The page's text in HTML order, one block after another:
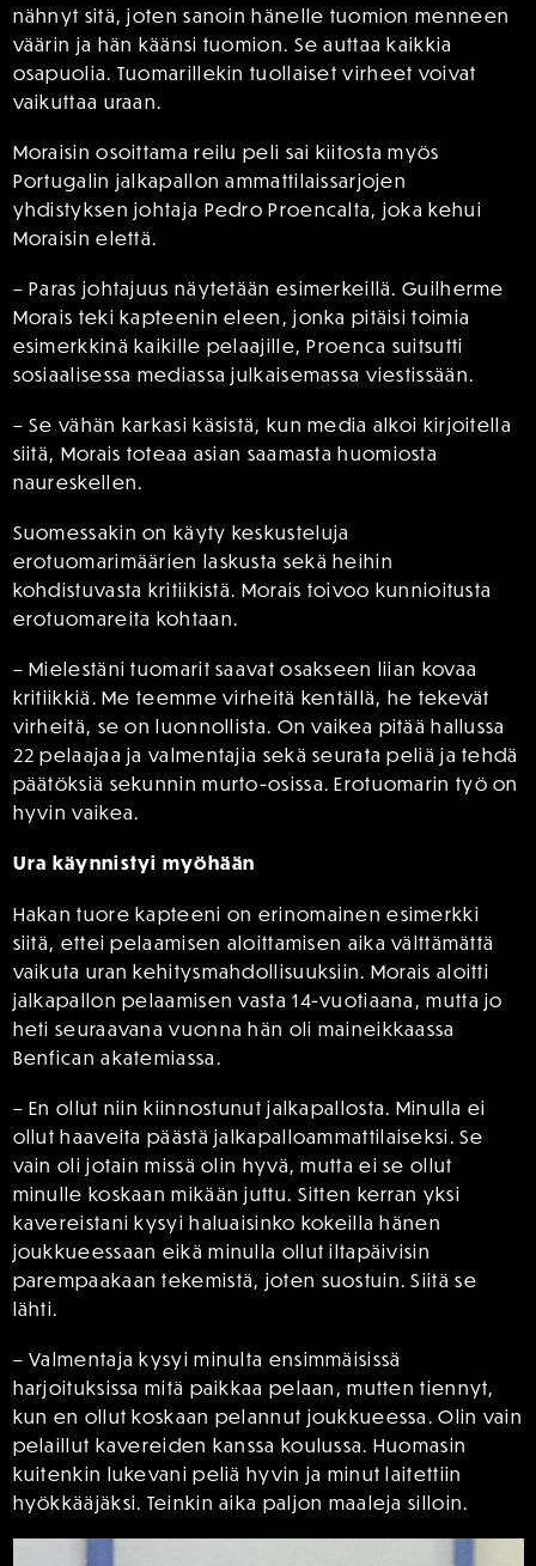
nähnyt sitä, joten sanoin hänelle tuomion menneen
väärin ja hän käänsi tuomion. Se auttaa kaikkia
osapuolia. Tuomarillekin tuollaiset virheet voivat
vaikuttaa uraan.
Moraisin osoittama reilu peli sai kiitosta myös
Portugalin jalkapallon ammattilaissarjojen
yhdistyksen johtaja Pedro Proencalta, joka kehui
Moraisin elettä.
– Paras johtajuus näytetään esimerkeillä. Guilherme
Morais teki kapteenin eleen, jonka pitäisi toimia
esimerkkinä kaikille pelaajille, Proenca suitsutti
sosiaalisessa mediassa julkaisemassa viestissään.
– Se vähän karkasi käsistä, kun media alkoi kirjoitella
siitä, Morais toteaa asian saamasta huomiosta
naureskellen.
Suomessakin on käyty keskusteluja
erotuomarimäärien laskusta sekä heihin
kohdistuvasta kritiikistä. Morais toivoo kunnioitusta
erotuomareita kohtaan.
– Mielestäni tuomarit saavat osakseen liian kovaa
kritiikkiä. Me teemme virheitä kentällä, he tekevät
virheitä, se on luonnollista. On vaikea pitää hallussa
22 pelaajaa ja valmentajia sekä seurata peliä ja tehdä
päätöksiä sekunnin murto-osissa. Erotuomarin työ on
hyvin vaikea.
Ura käynnistyi myöhään
Hakan tuore kapteeni on erinomainen esimerkki
siitä, ettei pelaamisen aloittamisen aika välttämättä
vaikuta uran kehitysmahdollisuuksiin. Morais aloitti
jalkapallon pelaamisen vasta 14-vuotiaana, mutta jo
heti seuraavana vuonna hän oli maineikkaassa
Benfican akatemiassa.
– En ollut niin kiinnostunut jalkapallosta. Minulla ei
ollut haaveita päästä jalkapalloammattilaiseksi. Se
vain oli jotain missä olin hyvä, mutta ei se ollut
minulle koskaan mikään juttu. Sitten kerran yksi
kavereistani kysyi haluaisinko kokeilla hänen
joukkueessaan eikä minulla ollut iltapäivisin
parempaakaan tekemistä, joten suostuin. Siitä se
lähti.
– Valmentaja kysyi minulta ensimmäisissä
harjoituksissa mitä paikkaa pelaan, mutten tiennyt,
kun en ollut koskaan pelannut joukkueessa. Olin vain
pelaillut kavereiden kanssa koulussa. Huomasin
kuitenkin lukevani peliä hyvin ja minut laitettiin
hyökkääjäksi. Teinkin aika paljon maaleja silloin.